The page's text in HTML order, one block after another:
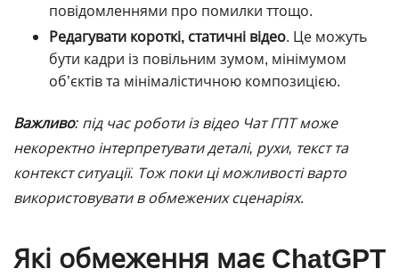
повідомленнями про помилки ттощо.
Редагувати короткі, статичні відео. Це можуть
бути кадри із повільним зумом, мінімумом
об’єктів та мінімалістичною композицією.
Важливо: під час роботи із відео Чат ГПТ може
некоректно інтерпретувати деталі, рухи, текст та
контекст ситуації. Тож поки ці можливості варто
використовувати в обмежених сценаріях.
Які обмеження має ChatGPT